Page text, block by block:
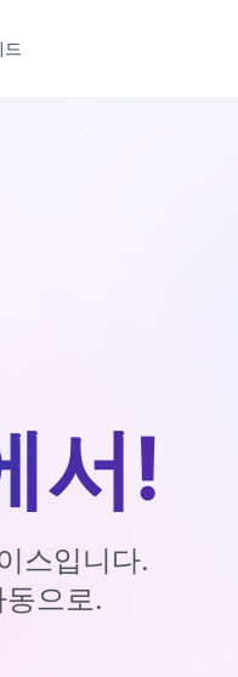
서!
스입니다.
으로.